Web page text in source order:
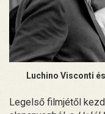
Luchino Visconti
Legelső filmjétől